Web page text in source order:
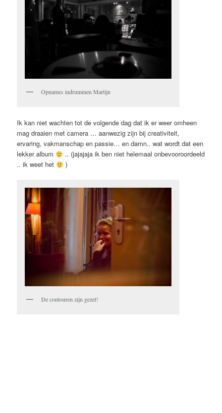
Opnames indrummen Martijn
Ik kan niet wachten tot de volgende dag dat ik er weer omheen
mag draaien met camera … aanwezig zijn bij creativiteit,
ervaring, vakmanschap en passie… en damn.. wat wordt dat een
lekker album
.. (jajajaja ik ben niet helemaal onbevooroordeeld
.. ik weet het
)
De contouren zijn gezet!